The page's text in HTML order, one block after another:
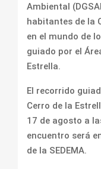
Ambiental
habitantes de la
en el mundo de
guiado por el
Estrella.
El recorrido
Cerro de la
17 de agosto a
encuentro será
de la SEDEMA.